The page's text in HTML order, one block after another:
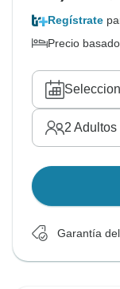
Regístrate
Precio
2 Adultos
Garantía